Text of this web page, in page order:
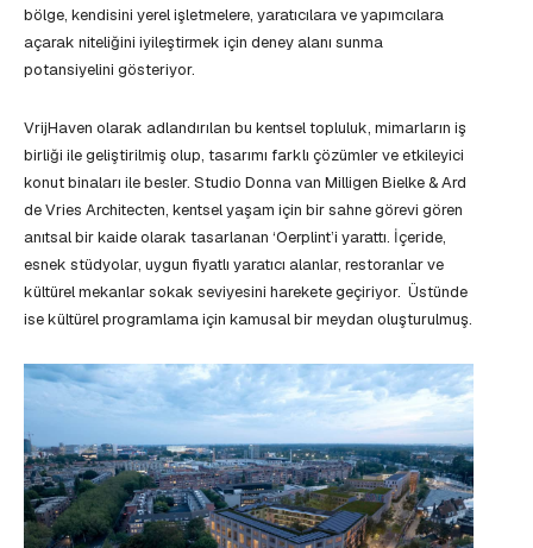
bölge, kendisini yerel işletmelere, yaratıcılara ve yapımcılara
açarak niteliğini iyileştirmek için deney alanı sunma
potansiyelini gösteriyor.
VrijHaven olarak adlandırılan bu kentsel topluluk, mimarların iş
birliği ile geliştirilmiş olup, tasarımı farklı çözümler ve etkileyici
konut binaları ile besler. Studio Donna van Milligen Bielke & Ard
de Vries Architecten, kentsel yaşam için bir sahne görevi gören
anıtsal bir kaide olarak tasarlanan ‘Oerplint’i yarattı. İçeride,
esnek stüdyolar, uygun fiyatlı yaratıcı alanlar, restoranlar ve
kültürel mekanlar sokak seviyesini harekete geçiriyor. Üstünde
ise kültürel programlama için kamusal bir meydan oluşturulmuş.